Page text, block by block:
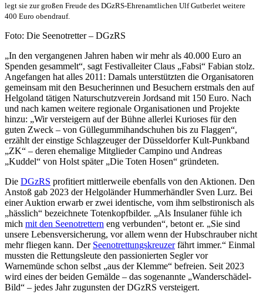
legt sie zur großen Freude des DGzRS-Ehrenamtlichen Ulf Gutberlet weitere
400 Euro obendrauf.
Foto: Die Seenotretter – DGzRS
„In den vergangenen Jahren haben wir mehr als 40.000 Euro an
Spenden gesammelt“, sagt Festivalleiter Claus „Fabsi“ Fabian stolz.
Angefangen hat alles 2011: Damals unterstützten die Organisatoren
gemeinsam mit den Besucherinnen und Besuchern erstmals den auf
Helgoland tätigen Naturschutzverein Jordsand mit 150 Euro. Nach
und nach kamen weitere regionale Organisationen und Projekte
hinzu: „Wir versteigern auf der Bühne allerlei Kurioses für den
guten Zweck – von Güllegummihandschuhen bis zu Flaggen“,
erzählt der einstige Schlagzeuger der Düsseldorfer Kult-Punkband
„ZK“ – deren ehemalige Mitglieder Campino und Andreas
„Kuddel“ von Holst später „Die Toten Hosen“ gründeten.
Die DGzRS profitiert mittlerweile ebenfalls von den Aktionen. Den
Anstoß gab 2023 der Helgoländer Hummerhändler Sven Lurz. Bei
einer Auktion erwarb er zwei identische, vom ihm selbstironisch als
„hässlich“ bezeichnete Totenkopfbilder. „Als Insulaner fühle ich
mich mit den Seenotrettern eng verbunden“, betont er. „Sie sind
unsere Lebensversicherung, vor allem wenn der Hubschrauber nicht
mehr fliegen kann. Der Seenotrettungskreuzerfährt immer.“ Einmal
mussten die Rettungsleute den passionierten Segler vor
Warnemünde schon selbst „aus der Klemme“ befreien. Seit 2023
wird eines der beiden Gemälde – das sogenannte „Wanderschädel-
Bild“ – jedes Jahr zugunsten der DGzRS versteigert.